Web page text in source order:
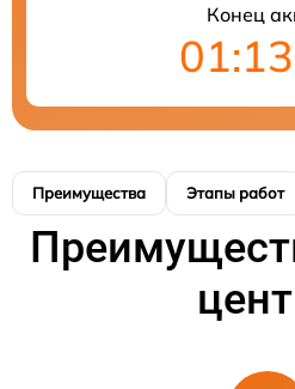
Конец
Преимущества Этапы работ